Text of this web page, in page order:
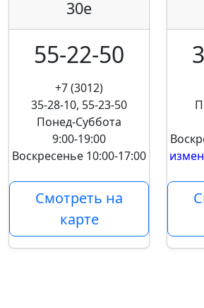
30е
55-22-50
+7 (3012)
35-28-10, 55-23-50
Понед-Суббота
9:00-19:00
Воскресенье 10:00-17:00
Смотреть на
карте